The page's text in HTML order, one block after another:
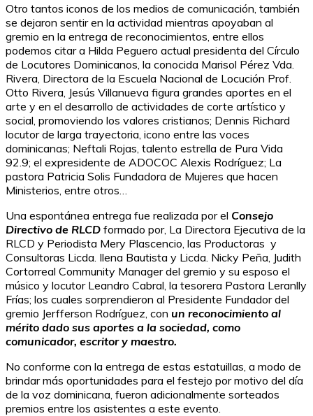
Otro tantos iconos de los medios de comunicación, también
se dejaron sentir en la actividad mientras apoyaban al
gremio en la entrega de reconocimientos, entre ellos
podemos citar a Hilda Peguero actual presidenta del Círculo
de Locutores Dominicanos, la conocida Marisol Pérez Vda.
Rivera, Directora de la Escuela Nacional de Locución Prof.
Otto Rivera, Jesús Villanueva figura grandes aportes en el
arte y en el desarrollo de actividades de corte artístico y
social, promoviendo los valores cristianos; Dennis Richard
locutor de larga trayectoria, icono entre las voces
dominicanas; Neftali Rojas, talento estrella de Pura Vida
92.9; el expresidente de ADOCOC Alexis Rodríguez; La
pastora Patricia Solis Fundadora de Mujeres que hacen
Ministerios, entre otros…
Una espontánea entrega fue realizada por el Consejo
Directivo de RLCD formado por, La Directora Ejecutiva de la
RLCD y Periodista Mery Plascencio, las Productoras y
Consultoras Licda. Ilena Bautista y Licda. Nicky Peña, Judith
Cortorreal Community Manager del gremio y su esposo el
músico y locutor Leandro Cabral, la tesorera Pastora Leranlly
Frías; los cuales sorprendieron al Presidente Fundador del
gremio Jerfferson Rodríguez, con un reconocimiento al
mérito dado sus aportes a la sociedad, como
comunicador, escritor y maestro.
No conforme con la entrega de estas estatuillas, a modo de
brindar más oportunidades para el festejo por motivo del día
de la voz dominicana, fueron adicionalmente sorteados
premios entre los asistentes a este evento.